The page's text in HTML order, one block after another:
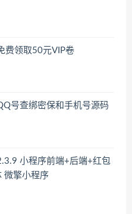
费领取50元VIP卷
号查绑密保和手机号源码
小程序前端+后端+红包
微擎小程序